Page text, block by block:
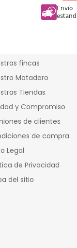
Envío
Mulas
fincas
Matadero
Tiendas
y Compromiso
de clientes
de compra
Legal
de Privacidad
del sitio